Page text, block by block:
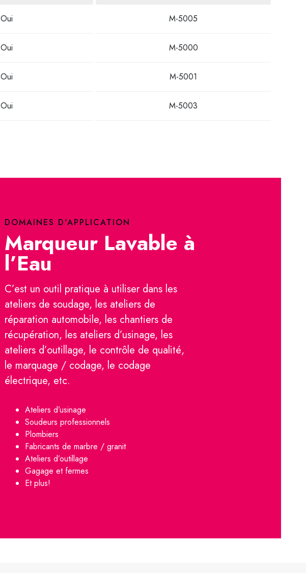
Oui M-5005
Oui M-5000
Oui M-5001
Oui M-5003
DOMAINES D'APPLICATION
Marqueur Lavable à
l’Eau
C’est un outil pratique à utiliser dans les
ateliers de soudage, les ateliers de
réparation automobile, les chantiers de
récupération, les ateliers d’usinage, les
ateliers d’outillage, le contrôle de qualité,
le marquage / codage, le codage
électrique, etc.
Ateliers d’usinage
Soudeurs professionnels
Plombiers
Fabricants de marbre / granit
Ateliers d’outillage
Gagage et fermes
Et plus!